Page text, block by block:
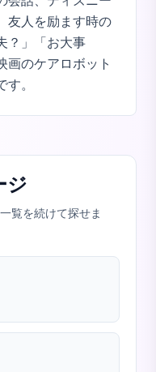
友人を励ます時の
？」「お大事
画のケアロボット
。
ジ
覧を続けて探せま